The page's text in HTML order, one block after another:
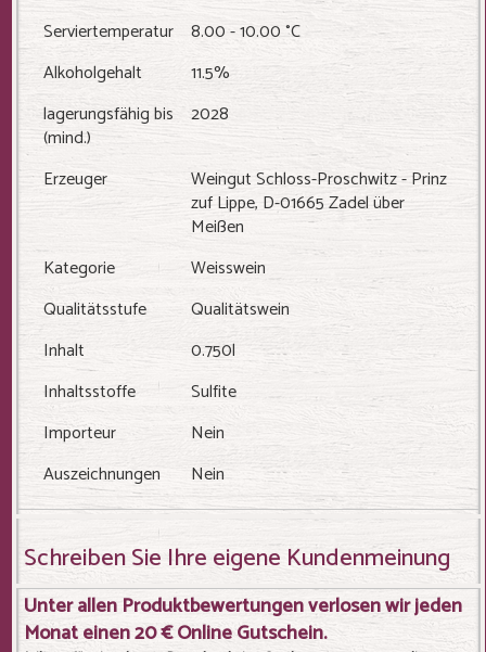
Serviertemperatur 8.00 - 10.00 °C
Alkoholgehalt
11.5%
lagerungsfähig bis
(mind.)
2028
Erzeuger
Weingut Schloss-Proschwitz - Prinz
zuf Lippe, D-01665 Zadel über
Meißen
Kategorie
Weisswein
Qualitätsstufe
Qualitätswein
Inhalt
0.750l
Inhaltsstoffe
Sulfite
Importeur
Nein
Auszeichnungen
Nein
Schreiben Sie Ihre eigene Kundenmeinung
Unter allen Produktbewertungen verlosen wir jeden
Monat einen 20 € Online Gutschein.